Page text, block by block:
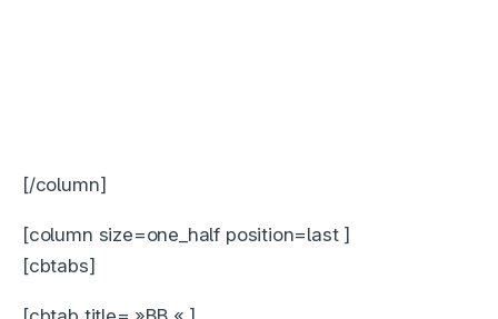
[/column]
[column size=one_half position=last ]
[cbtabs]